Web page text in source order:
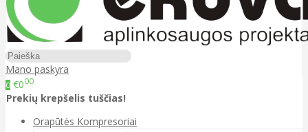
Mano paskyra
0 €000
Prekių krepšelis tuščias!
Orapūtės Kompresoriai